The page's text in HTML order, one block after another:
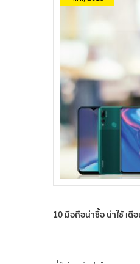
10 มือถือน่าซื้อ น่าใช้ เ